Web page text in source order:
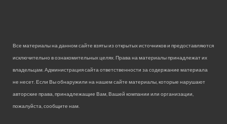
Все материалы на данном сайте взяты из открытых источников и предоставляются
исключительно в ознакомительных целях. Права на материалы принадлежат их
владельцам. Администрация сайта ответственности за содержание материала
не несет. Если Вы обнаружили на нашем сайте материалы, которые нарушают
авторские права, принадлежащие Вам, Вашей компании или организации,
пожалуйста, сообщите нам.